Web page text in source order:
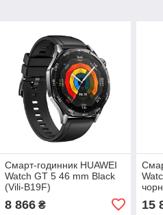
Смарт-годинник HUAWEI
Watch GT 5 46 mm Black
(Vili-B19F)
8 866₴ 15